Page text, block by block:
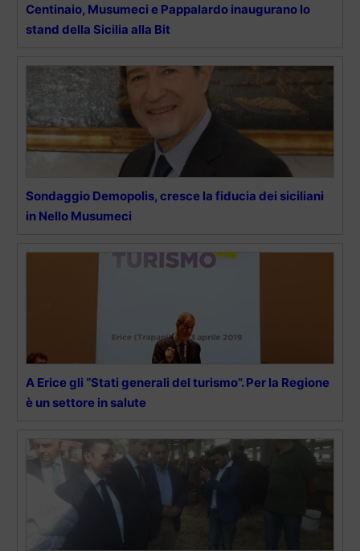
Centinaio, Musumeci e Pappalardo inaugurano lo
stand della Sicilia alla Bit
Sondaggio Demopolis, cresce la fiducia dei siciliani
in Nello Musumeci
A Erice gli “Stati generali del turismo”. Per la Regione
è un settore in salute